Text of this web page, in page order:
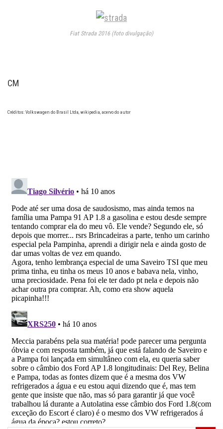
Fiat Strada 2016 (foto divulgação)
CM
Créditos: Volkswagen do Brasil Ltda, wikipedia, acervo do autor